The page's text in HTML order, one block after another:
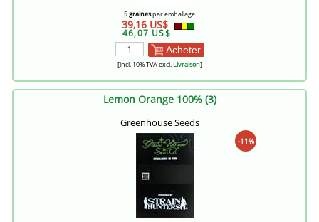
5 grainespar emballage
39,16 US$
46,07 US$
Acheter
[incl. 10% TVA excl.Livraison]
Lemon Orange 100% (3)
Greenhouse Seeds
-11%